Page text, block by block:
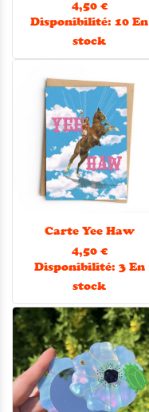
4,50 €
Disponibilité: 10 En
stock
Carte Yee Haw
4,50 €
Disponibilité: 3 En
stock